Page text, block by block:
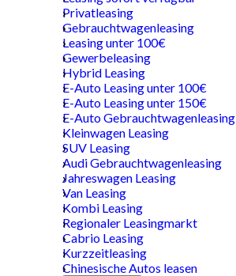
Privatleasing
Gebrauchtwagenleasing
Leasing unter 100€
Gewerbeleasing
Hybrid Leasing
E-Auto Leasing unter 100€
E-Auto Leasing unter 150€
E-Auto Gebrauchtwagenleasing
Kleinwagen Leasing
SUV Leasing
Audi Gebrauchtwagenleasing
Jahreswagen Leasing
Van Leasing
Kombi Leasing
Regionaler Leasingmarkt
Cabrio Leasing
Kurzzeitleasing
Chinesische Autos leasen